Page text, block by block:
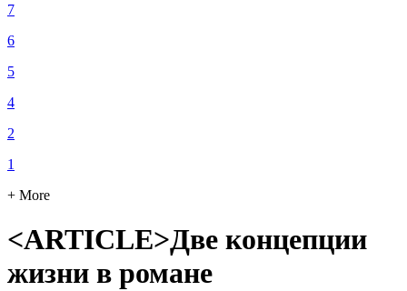
7
6
5
4
2
1
+ More
<ARTICLE>Две концепции
жизни в романе